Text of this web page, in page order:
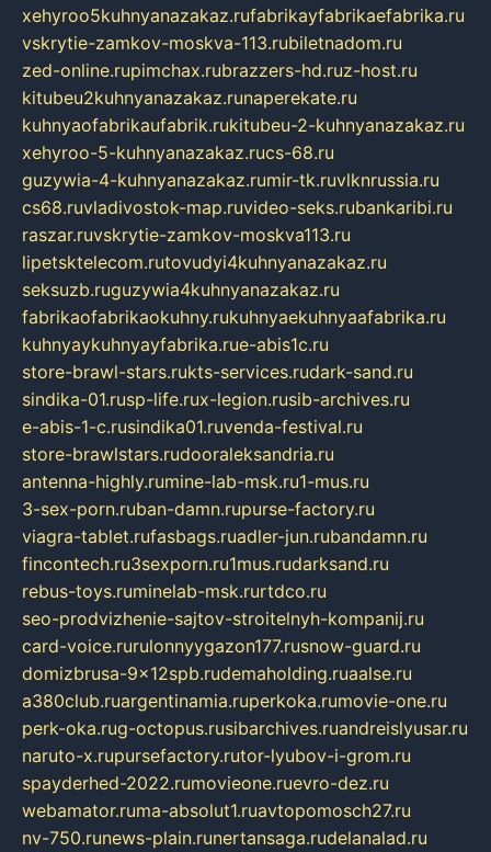
xehyroo5kuhnyanazakaz.rufabrikayfabrikaefabrika.ru
vskrytie-zamkov-moskva-113.rubiletnadom.ru
zed-online.rupimchax.rubrazzers-hd.ruz-host.ru
kitubeu2kuhnyanazakaz.runaperekate.ru
kuhnyaofabrikaufabrik.rukitubeu-2-kuhnyanazakaz.ru
xehyroo-5-kuhnyanazakaz.rucs-68.ru
guzywia-4-kuhnyanazakaz.rumir-tk.ruvlknrussia.ru
cs68.ruvladivostok-map.ruvideo-seks.rubankaribi.ru
raszar.ruvskrytie-zamkov-moskva113.ru
lipetsktelecom.rutovudyi4kuhnyanazakaz.ru
seksuzb.ruguzywia4kuhnyanazakaz.ru
fabrikaofabrikaokuhny.rukuhnyaekuhnyaafabrika.ru
kuhnyaykuhnyayfabrika.rue-abis1c.ru
store-brawl-stars.rukts-services.rudark-sand.ru
sindika-01.rusp-life.rux-legion.rusib-archives.ru
e-abis-1-c.rusindika01.ruvenda-festival.ru
store-brawlstars.rudooraleksandria.ru
antenna-highly.rumine-lab-msk.ru1-mus.ru
3-sex-porn.ruban-damn.rupurse-factory.ru
viagra-tablet.rufasbags.ruadler-jun.rubandamn.ru
fincontech.ru3sexporn.ru1mus.rudarksand.ru
rebus-toys.ruminelab-msk.rurtdco.ru
seo-prodvizhenie-sajtov-stroitelnyh-kompanij.ru
card-voice.rurulonnyygazon177.rusnow-guard.ru
domizbrusa-9x12spb.rudemaholding.ruaalse.ru
a380club.ruargentinamia.ruperkoka.rumovie-one.ru
perk-oka.rug-octopus.rusibarchives.ruandreislyusar.ru
naruto-x.rupursefactory.rutor-lyubov-i-grom.ru
spayderhed-2022.rumovieone.ruevro-dez.ru
webamator.ruma-absolut1.ruavtopomosch27.ru
nv-750.runews-plain.runertansaga.rudelanalad.ru